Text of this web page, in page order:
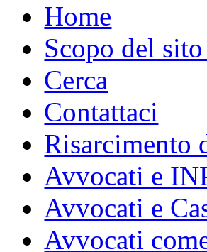
Home
Scopo del sito
Cerca
Contattaci
Risarcimento
Avvocati e
Avvocati e
Avvocati